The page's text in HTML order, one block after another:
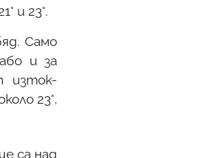
и 23°.
Само
и за
изток-
23°,
са над